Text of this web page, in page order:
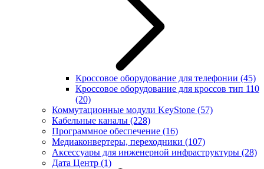
Кроссовое оборудование для телефонии (45)
Кроссовое оборудование для кроссов тип 110
(20)
Коммутационные модули KeyStone (57)
Кабельные каналы (228)
Программное обеспечение (16)
Медиаконвертеры, переходники (107)
Аксессуары для инженерной инфраструктуры (28)
Дата Центр (1)